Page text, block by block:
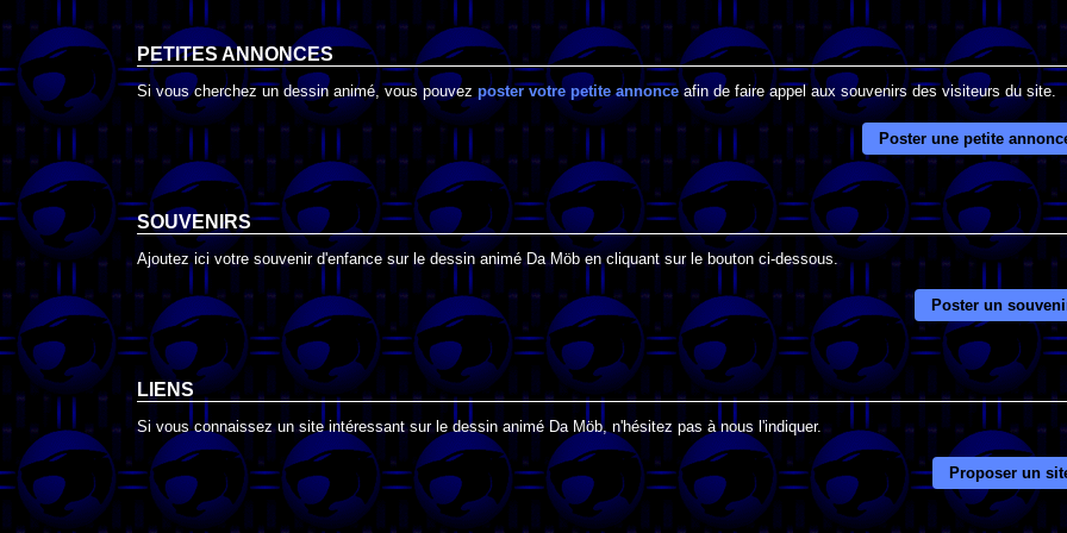
PETITES ANNONCES
Si vous cherchez un dessin animé, vous pouvez poster votre petite annonceafin de faire appel aux souvenirs des visiteurs du site.
Poster une petite
SOUVENIRS
Ajoutez ici votre souvenir d'enfance sur le dessin animé Da Möb en cliquant sur le bouton ci-dessous.
Poster un
LIENS
Si vous connaissez un site intéressant sur le dessin animé Da Möb, n'hésitez pas à nous l'indiquer.
Proposer un